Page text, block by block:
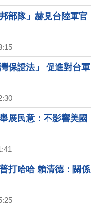
部隊」赫見台陸軍官
保證法」 促進對台軍
展民意：不影響美國
打哈哈 賴清德：關係